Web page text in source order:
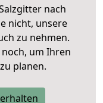
nach
nicht, unsere
zu nehmen.
um Ihren
zu planen.